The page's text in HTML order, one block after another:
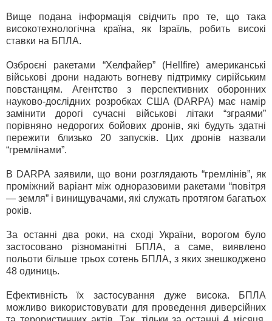
Вище подана інформація свідчить про те, що така
високотехнологічна країна, як Ізраїль, робить високі
ставки на БПЛА.
Озброєні ракетами “Хелфайер” (Hellfire) американські
військові дрони надають вогневу підтримку сирійським
повстанцям. Агентство з перспективних оборонних
науково-дослідних розробках США (DARPA) має намір
замінити дорогі сучасні військові літаки “зграями”
порівняно недорогих бойових дронів, які будуть здатні
пережити близько 20 запусків. Цих дронів назвали
“гремлінами”.
В DARPA заявили, що вони розглядають “гремлінів”, як
проміжний варіант між одноразовими ракетами “повітря
— земля” і винищувачами, які служать протягом багатьох
років.
За останні два роки, на сході України, ворогом було
застосовано різноманітні БПЛА, а саме, виявлено
польоти більше трьох сотень БПЛА, з яких знешкоджено
48 одиниць.
Ефективність їх застосування дуже висока. БПЛА
можливо використовувати для проведення диверсійних